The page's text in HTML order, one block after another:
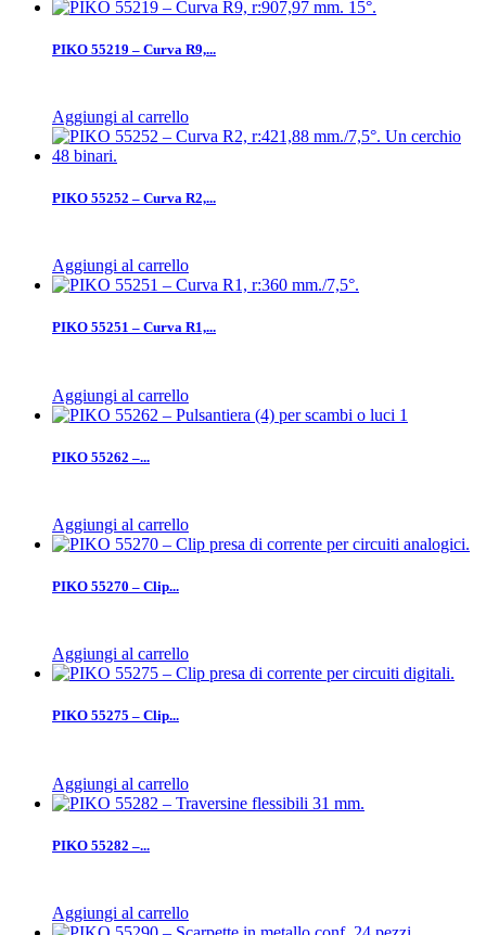
PIKO 55219 – Curva R9,...
Aggiungi al carrello
PIKO 55252 – Curva R2,...
Aggiungi al carrello
PIKO 55251 – Curva R1,...
Aggiungi al carrello
PIKO 55262 –...
Aggiungi al carrello
PIKO 55270 – Clip...
Aggiungi al carrello
PIKO 55275 – Clip...
Aggiungi al carrello
PIKO 55282 –...
Aggiungi al carrello